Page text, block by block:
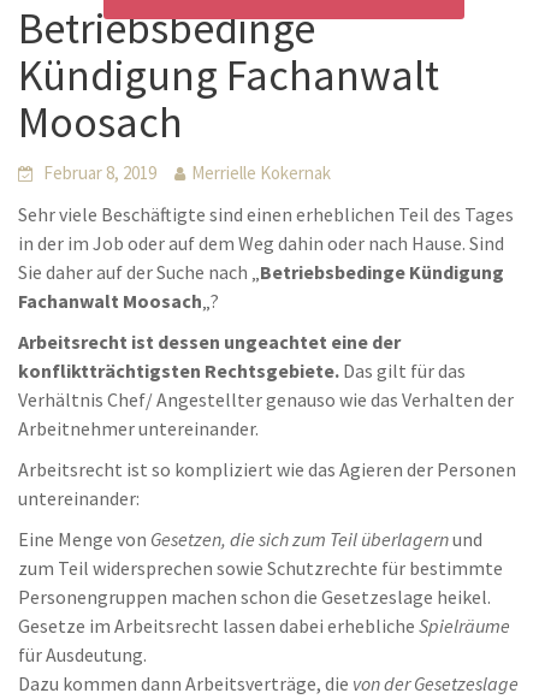
Betriebsbedinge
Kündigung Fachanwalt
Moosach
Februar 8, 2019 Merrielle Kokernak
Sehr viele Beschäftigte sind einen erheblichen Teil des Tages
in der im Job oder auf dem Weg dahin oder nach Hause. Sind
Sie daher auf der Suche nach „Betriebsbedinge Kündigung
Fachanwalt Moosach„?
Arbeitsrecht ist dessen ungeachtet eine der
konfliktträchtigsten Rechtsgebiete. Das gilt für das
Verhältnis Chef/ Angestellter genauso wie das Verhalten der
Arbeitnehmer untereinander.
Arbeitsrecht ist so kompliziert wie das Agieren der Personen
untereinander:
Eine Menge von Gesetzen, die sich zum Teil überlagernund
zum Teil widersprechen sowie Schutzrechte für bestimmte
Personengruppen machen schon die Gesetzeslage heikel.
Gesetze im Arbeitsrecht lassen dabei erhebliche Spielräume
für Ausdeutung.
Dazu kommen dann Arbeitsverträge, die von der Gesetzeslage